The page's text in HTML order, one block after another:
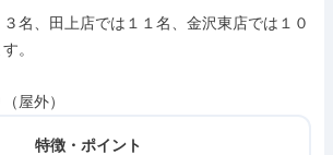
名、田上店では１１名、金沢東店では１０
。
屋外）
特徴・ポイント